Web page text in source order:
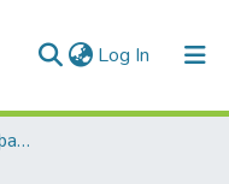
Log In (current)
Хіміко-технологічний факультет (ХТФ)